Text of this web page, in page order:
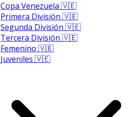
Copa Venezuela 🇻🇪
Primera División 🇻🇪
Segunda División 🇻🇪
Tercera División 🇻🇪
Femenino 🇻🇪
Juveniles 🇻🇪